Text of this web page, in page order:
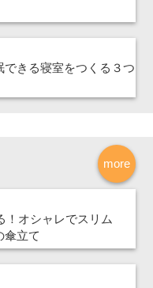
きる寝室をつくる３つ
more
！オシャレでスリム
傘立て